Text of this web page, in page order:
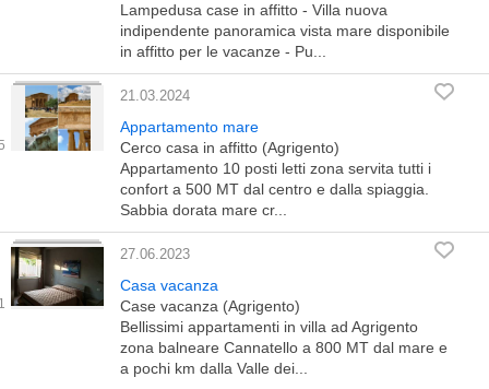
Lampedusa case in affitto - Villa nuova
indipendente panoramica vista mare disponibile
in affitto per le vacanze - Pu...
21.03.2024
Appartamento mare
Cerco casa in affitto (Agrigento)
Appartamento 10 posti letti zona servita tutti i
confort a 500 MT dal centro e dalla spiaggia.
Sabbia dorata mare cr...
27.06.2023
Casa vacanza
Case vacanza (Agrigento)
Bellissimi appartamenti in villa ad Agrigento
zona balneare Cannatello a 800 MT dal mare e
a pochi km dalla Valle dei...